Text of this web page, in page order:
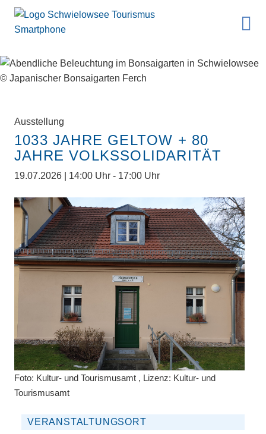
Ausstellung
1033 JAHRE GELTOW + 80
JAHRE VOLKSSOLIDARITÄT
19.07.2026 | 14:00 Uhr - 17:00 Uhr
Foto: Kultur- und Tourismusamt , Lizenz: Kultur- und
Tourismusamt
VERANSTALTUNGSORT